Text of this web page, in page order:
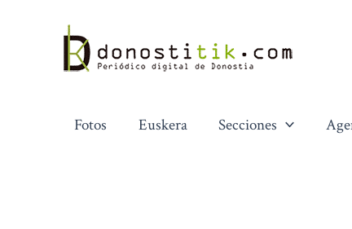
contenido
Fotos Euskera Secciones